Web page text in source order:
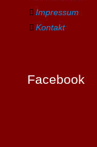
Impressum
Kontakt
Facebook